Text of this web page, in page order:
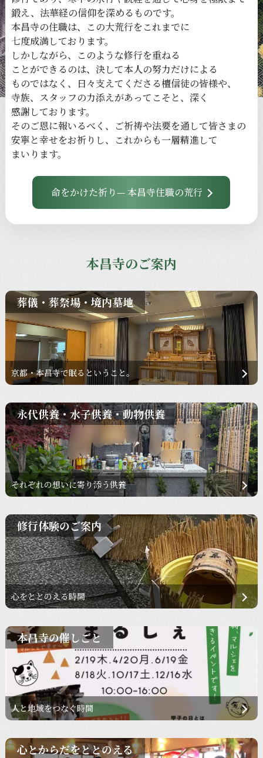
鍛え、 法華経の信仰を深める ものです。
本昌寺の住職は、 この大荒行をこれまでに
七度成満しております。
しかしながら、
このような修行を重ねる
ことができるのは、 決して本人の努力だけによる
ものではなく、
日々支えてくださる檀信徒の皆様や、
寺族、 スタッフの力添えがあってこそと、 深く
感謝しております。
そのご恩に報いるべく、 ご祈祷や法要を通して皆さまの
安寧と幸せをお祈りし、 これからも一層精進して
まいります。
命をかけた祈り— 本昌寺住職の荒行
本昌寺のご案内
葬儀・葬祭場・境内墓地
京都・本昌寺で眠るということ。
永代供養・水子供養・動物供養
それぞれの想いに寄り添う供養
修行体験のご案内
心をととのえる時間
本昌寺の催しごと
人と地域をつなぐ時間
心とからだをととのえる